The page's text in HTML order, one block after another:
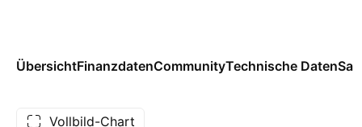
ÜbersichtFinanzdatenCommunityTechnische Daten
Vollbild-Chart